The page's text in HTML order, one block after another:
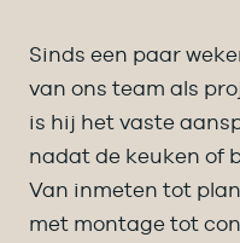
Sinds een paar
van ons team als
is hij het vaste
nadat de keuken of
Van inmeten tot
met montage tot